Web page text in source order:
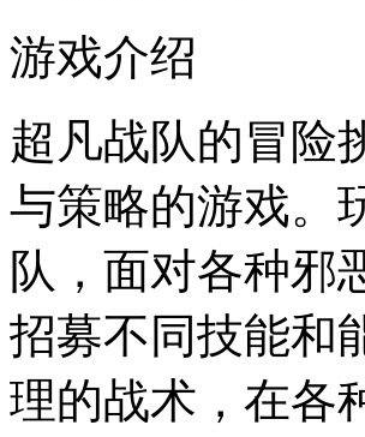
游戏介绍
超凡战队的冒险
与策略的游戏。
队，面对各种邪
招募不同技能和
理的战术，在各